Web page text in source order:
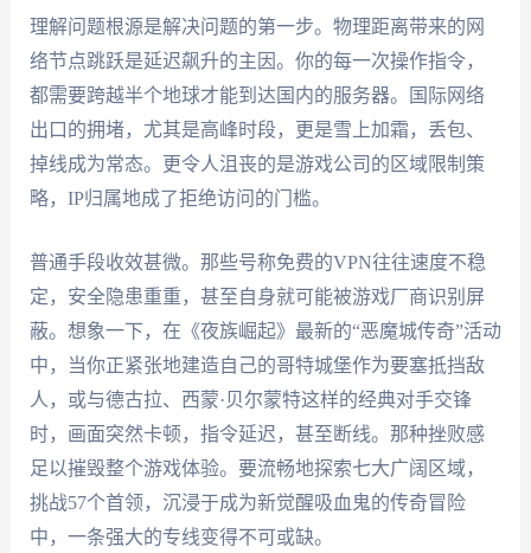
理解问题根源是解决问题的第一步。物理距离带来的网
络节点跳跃是延迟飙升的主因。你的每一次操作指令，
都需要跨越半个地球才能到达国内的服务器。国际网络
出口的拥堵，尤其是高峰时段，更是雪上加霜，丢包、
掉线成为常态。更令人沮丧的是游戏公司的区域限制策
略，IP归属地成了拒绝访问的门槛。
普通手段收效甚微。那些号称免费的VPN往往速度不稳
定，安全隐患重重，甚至自身就可能被游戏厂商识别屏
蔽。想象一下，在《夜族崛起》最新的“恶魔城传奇”活动
中，当你正紧张地建造自己的哥特城堡作为要塞抵挡敌
人，或与德古拉、西蒙·贝尔蒙特这样的经典对手交锋
时，画面突然卡顿，指令延迟，甚至断线。那种挫败感
足以摧毁整个游戏体验。要流畅地探索七大广阔区域，
挑战57个首领，沉浸于成为新觉醒吸血鬼的传奇冒险
中，一条强大的专线变得不可或缺。